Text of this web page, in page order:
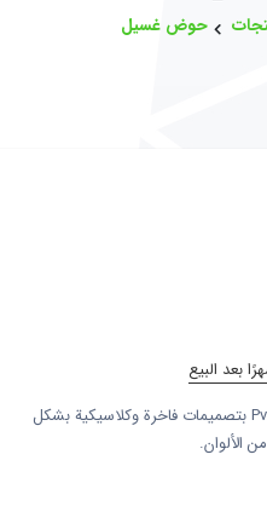
حوض غسيل
يتم إنتاج المراحيض المدمجة مع كبائن Pvc بتصميمات فاخرة وكلاسيكية بشكل
الألوان.